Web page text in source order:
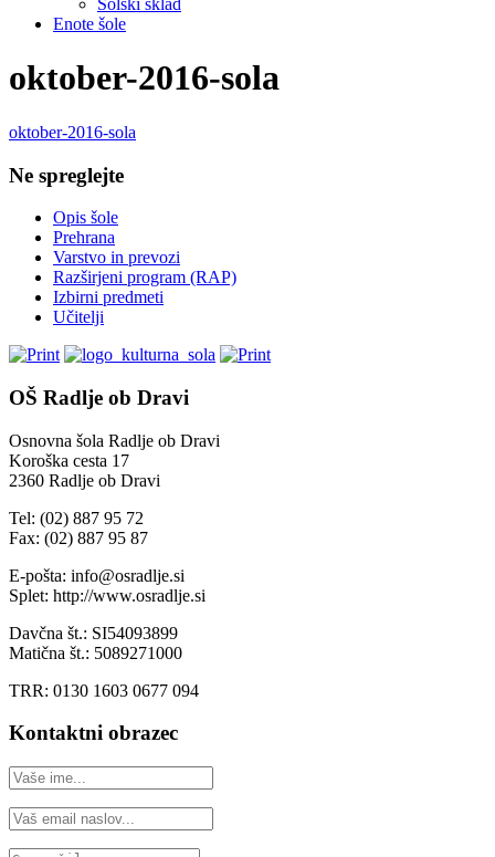
Šolski sklad
Enote šole
oktober-2016-sola
oktober-2016-sola
Ne spreglejte
Opis šole
Prehrana
Varstvo in prevozi
Razširjeni program (RAP)
Izbirni predmeti
Učitelji
OŠ Radlje ob Dravi
Osnovna šola Radlje ob Dravi
Koroška cesta 17
2360 Radlje ob Dravi
Tel: (02) 887 95 72
Fax: (02) 887 95 87
E-pošta: info@osradlje.si
Splet: http://www.osradlje.si
Davčna št.: SI54093899
Matična št.: 5089271000
TRR: 0130 1603 0677 094
Kontaktni obrazec